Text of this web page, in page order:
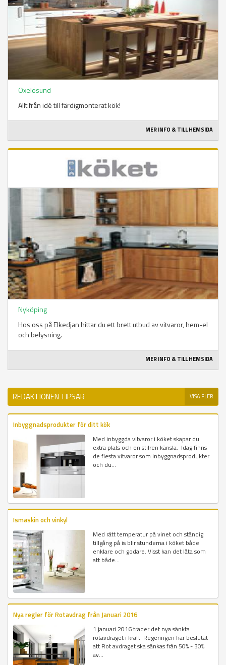
Oxelösund
Allt från idé till färdigmonterat kök!
MER INFO & TILL HEMSIDA
Nyköping
Hos oss på Elkedjan hittar du ett brett utbud av vitvaror, hem-el
och belysning.
MER INFO & TILL HEMSIDA
REDAKTIONEN TIPSAR VISA FLER
Inbyggnadsprodukter för ditt kök
Med inbyggda vitvaror i köket skapar du
extra plats och en stilren känsla. Idag finns
de flesta vitvaror som inbyggnadsprodukter
och du...
Ismaskin och vinkyl
Med rätt temperatur på vinet och ständig
tillgång på is blir stunderna i köket både
enklare och godare. Visst kan det låta som
att både...
Nya regler för Rotavdrag från Januari 2016
1 januari 2016 träder det nya sänkta
rotavdraget i kraft. Regeringen har beslutat
att Rot avdraget ska sänkas från 50% - 30%
av...